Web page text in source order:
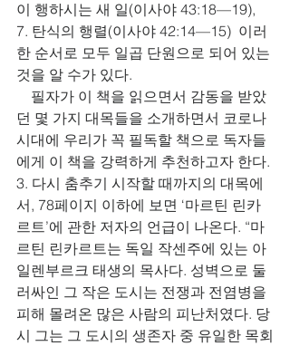
이 행하시는 새 일(이사야 43:18—19),
7. 탄식의 행렬(이사야 42:14—15)  이러
한 순서로 모두 일곱 단원으로 되어 있는
것을 알 수가 있다.
필자가 이 책을 읽으면서 감동을 받았
던 몇 가지 대목들을 소개하면서 코로나
시대에 우리가 꼭 필독할 책으로 독자들
에게 이 책을 강력하게 추천하고자 한다.
3. 다시 춤추기 시작할 때까지의 대목에
서, 78페이지 이하에 보면 ‘마르틴 린카
르트’에 관한 저자의 언급이 나온다. “마
르틴 린카르트는 독일 작센주에 있는 아
일렌부르크 태생의 목사다. 성벽으로 둘
러싸인 그 작은 도시는 전쟁과 전염병을
피해 몰려온 많은 사람의 피난처였다. 당
시 그는 그 도시의 생존자 중 유일한 목회